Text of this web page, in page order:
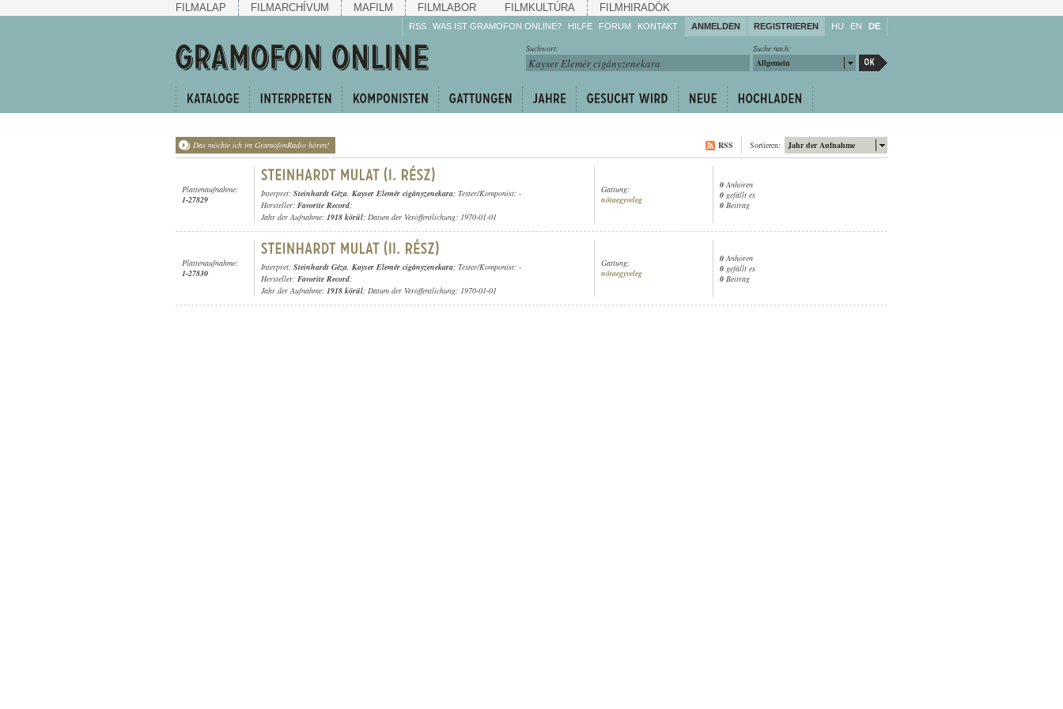
FILMALAP FILMARCHÍVUM MAFILM FILMLABOR FILMKULTÚRA FILMHIRADÓK
RSS WAS IST GRAMOFON ONLINE? HILFE
Machen Sie mit!
Reden Sie mit!
weiter!
FORUM KONTAKT ANMELDEN REGISTRIEREN HU EN DE
Suche nach:
Allgemein
Suchwort:
Das möchte ich im GramofonRadio hören! Jahr der Aufnahme
Sortieren:
RSS
Plattenaufnahme:
1-27829
Interpret: Steinhardt Géza, Kayser Elemér cigányzenekara; Texter/Komponist: -
Hersteller: Favorite Record;
Jahr der Aufnahme: 1918 körül; Datum der Veröffentlichung: 1970-01-01
Gattung:
nótaegyveleg
0 Anhören
0 gefällt es
0 Beitrag
Plattenaufnahme:
1-27830
Interpret: Steinhardt Géza, Kayser Elemér cigányzenekara; Texter/Komponist: -
Hersteller: Favorite Record;
Jahr der Aufnahme: 1918 körül; Datum der Veröffentlichung: 1970-01-01
Gattung:
nótaegyveleg
0 Anhören
0 gefällt es
0 Beitrag